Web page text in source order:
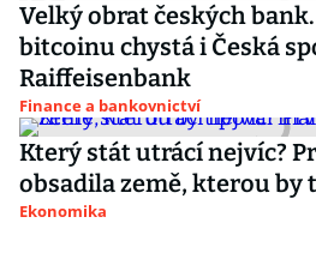
Velký obrat českých
bitcoinu chystá i Česká
Raiffeisenbank
Finance a bankovnictví
Který stát utrácí nejvíc?
obsadila země, kterou by
Ekonomika